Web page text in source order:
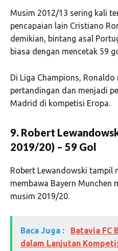
Musim 2012/13 sering kali
pencapaian lain Cristiano
demikian, bintang asal
biasa dengan mencetak 59
Di Liga Champions,
pertandingan dan menjadi
Madrid di kompetisi Eropa.
9. Robert
2019/20) – 59 Gol
Robert Lewandowski tampil
membawa Bayern Munchen
musim 2019/20.
Baca Juga :
Batavia FC
dalam Lanjutan